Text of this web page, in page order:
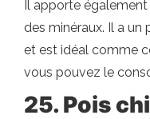
Il apporte
des minéraux. Il a
et est idéal comme
vous pouvez le
25. Pois